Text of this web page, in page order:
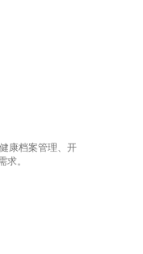
康档案管理、开
。